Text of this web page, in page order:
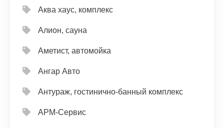
Аква хаус, комплекс
Алион, сауна
Аметист, автомойка
Ангар Авто
Антураж, гостинично-банный комплекс
АРМ-Сервис